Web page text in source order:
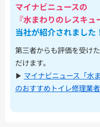
マイナビニュースの
『水まわりのレスキュ
当社が紹介されました
第三者からも評価を受け
だけます。
▶︎ マイナビニュース「水
のおすすめトイレ修理業者